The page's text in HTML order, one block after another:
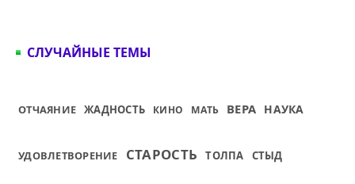
СЛУЧАЙНЫЕ ТЕМЫ
ОТЧАЯНИЕ ЖАДНОСТЬ КИНО МАТЬ ВЕРА НАУКА
УДОВЛЕТВОРЕНИЕ СТАРОСТЬ ТОЛПА СТЫД